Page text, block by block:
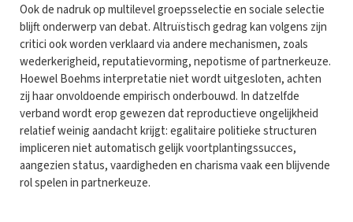
Ook de nadruk op multilevel groepsselectie en sociale selectie
blijft onderwerp van debat. Altruïstisch gedrag kan volgens zijn
critici ook worden verklaard via andere mechanismen, zoals
wederkerigheid, reputatievorming, nepotisme of partnerkeuze.
Hoewel Boehms interpretatie niet wordt uitgesloten, achten
zij haar onvoldoende empirisch onderbouwd. In datzelfde
verband wordt erop gewezen dat reproductieve ongelijkheid
relatief weinig aandacht krijgt: egalitaire politieke structuren
impliceren niet automatisch gelijk voortplantingssucces,
aangezien status, vaardigheden en charisma vaak een blijvende
rol spelen in partnerkeuze.